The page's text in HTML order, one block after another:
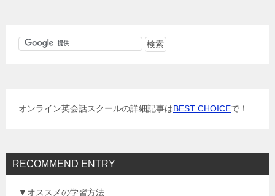
オンライン英会話スクールの詳細記事はBEST CHOICEで！
RECOMMEND ENTRY
▼オススメの学習方法